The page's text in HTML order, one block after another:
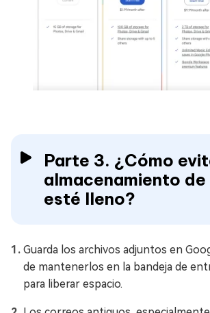
Parte 3. ¿Cómo
almacenamiento
esté lleno?
Guarda los archivos adjuntos en
de mantenerlos en la bandeja de
para liberar espacio.